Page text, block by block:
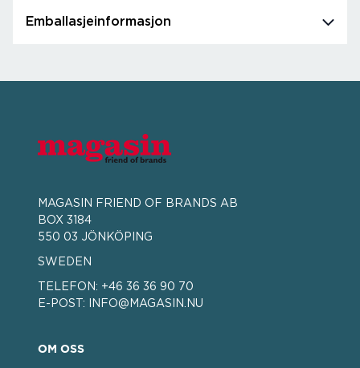
Emballasjeinformasjon
MAGASIN FRIEND OF BRANDS AB
BOX 3184
550 03 JÖNKÖPING
SWEDEN
TELEFON: +46 36 36 90 70
E-POST:
INFO@MAGASIN.NU
OM OSS